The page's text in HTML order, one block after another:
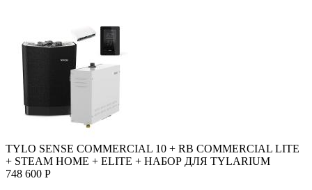
TYLO SENSE COMMERCIAL 10 + RB COMMERCIAL LITE
+ STEAM HOME + ELITE + НАБОР ДЛЯ TYLARIUM
748 600 Р